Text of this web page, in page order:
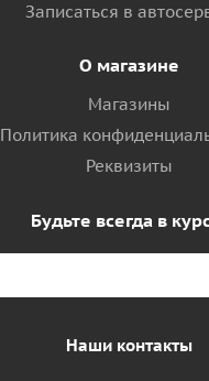
Записаться в
О магазине
Магазины
Политика
Реквизиты
Будьте всегда в
Наши контакты